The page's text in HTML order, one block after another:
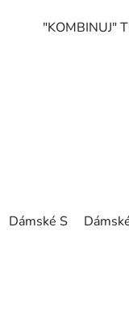
"KOMBINUJ"
Dámské S